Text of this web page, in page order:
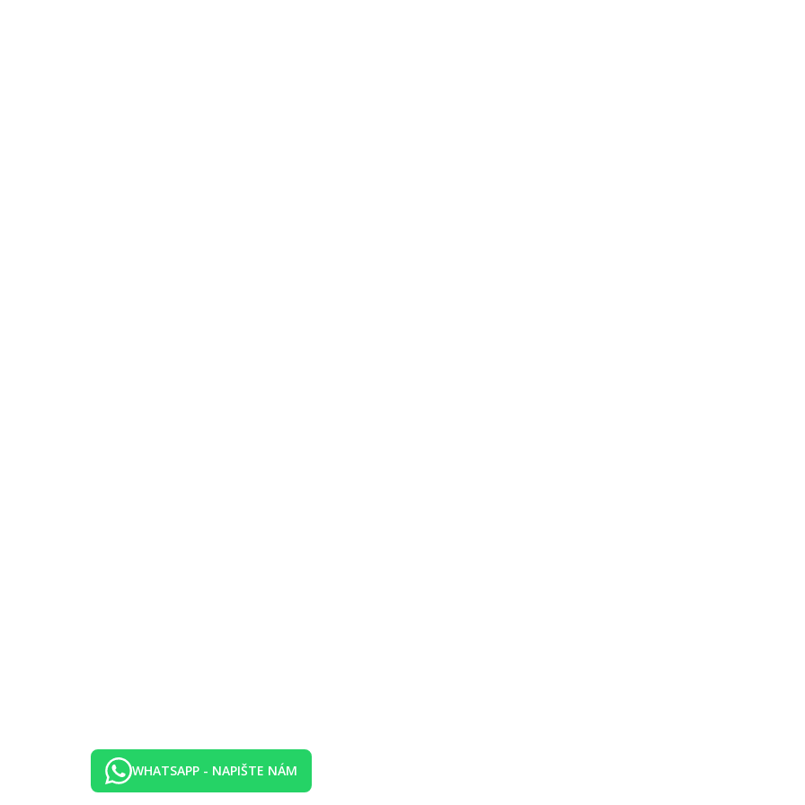
slunečníky a osušky zdarma, aquapark v sesterském hotelu (Sunrise Royal Makadi Resort), obchodní arkáda, miniklub.
moře:
výhled moře
z menu)
nutná
hod.)
určených hotelem)
mini golf, plážový volleyball, aquapark v sesterském hotelu (Sunrise Royal Makadi Resort).
Sunrise Royal Makadi Resort.
WHATSAPP - NAPIŠTE NÁM